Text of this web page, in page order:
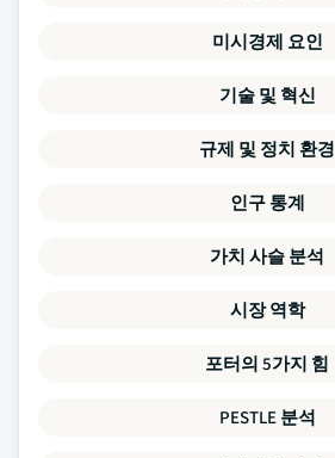
미시경제 요인
기술 및 혁신
규제 및 정치 환경
인구 통계
가치 사슬 분석
시장 역학
포터의 5가지 힘
PESTLE 분석